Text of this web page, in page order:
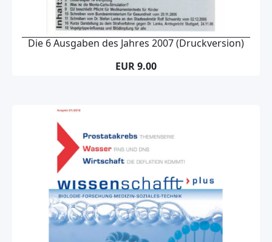
Die 6 Ausgaben des Jahres 2007 (Druckversion)
EUR 9.00